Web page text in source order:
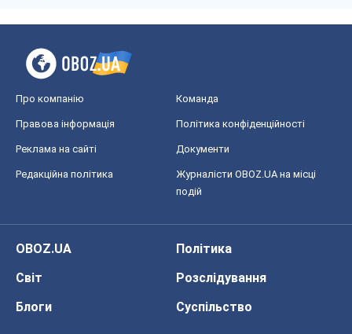
Про компанію Команда
Правова інформація Політика конфіденційності
Реклама на сайті Документи
Редакційна політика
Журналісти OBOZ.UA на місці
подій
OBOZ.UA
Політика
Світ
Розслідування
Блоги
Суспільство